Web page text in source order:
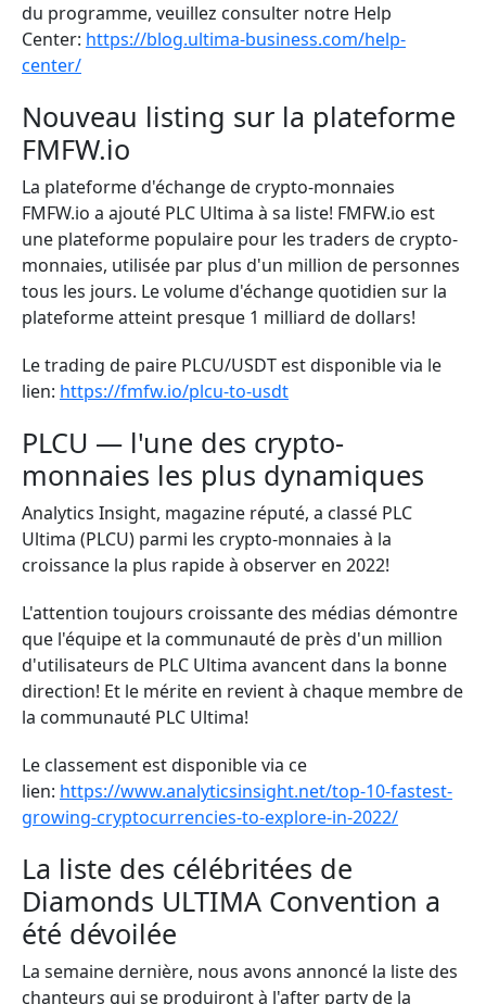
du programme, veuillez consulter notre Help
Center: https://blog.ultima-business.com/help-
center/
Nouveau listing sur la plateforme
FMFW.io
La plateforme d'échange de crypto-monnaies
FMFW.io a ajouté PLC Ultima à sa liste! FMFW.io est
une plateforme populaire pour les traders de crypto-
monnaies, utilisée par plus d'un million de personnes
tous les jours. Le volume d'échange quotidien sur la
plateforme atteint presque 1 milliard de dollars!
Le trading de paire PLCU/USDT est disponible via le
lien: https://fmfw.io/plcu-to-usdt
PLCU — l'une des crypto-
monnaies les plus dynamiques
Analytics Insight, magazine réputé, a classé PLC
Ultima (PLCU) parmi les crypto-monnaies à la
croissance la plus rapide à observer en 2022!
L'attention toujours croissante des médias démontre
que l'équipe et la communauté de près d'un million
d'utilisateurs de PLC Ultima avancent dans la bonne
direction! Et le mérite en revient à chaque membre de
la communauté PLC Ultima!
Le classement est disponible via ce
lien: https://www.analyticsinsight.net/top-10-fastest-
growing-cryptocurrencies-to-explore-in-2022/
La liste des célébritées de
Diamonds ULTIMA Convention a
été dévoilée
La semaine dernière, nous avons annoncé la liste des
chanteurs qui se produiront à l'after party de la